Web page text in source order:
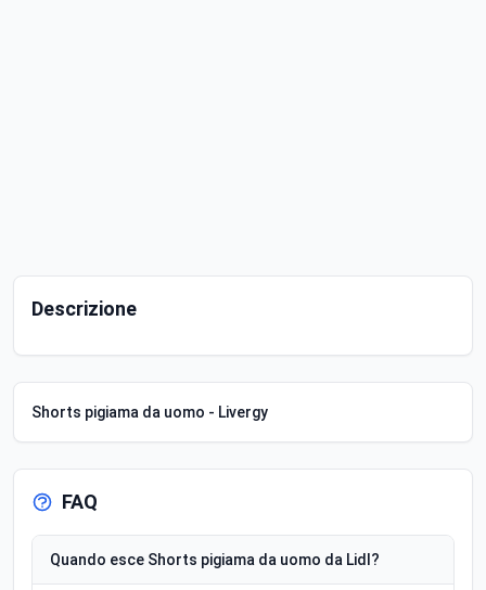
Descrizione
Shorts pigiama da uomo - Livergy
FAQ
Quando esce Shorts pigiama da uomo da Lidl?